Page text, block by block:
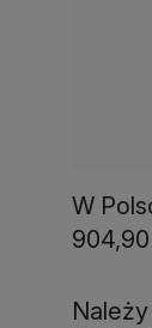
W
904,90